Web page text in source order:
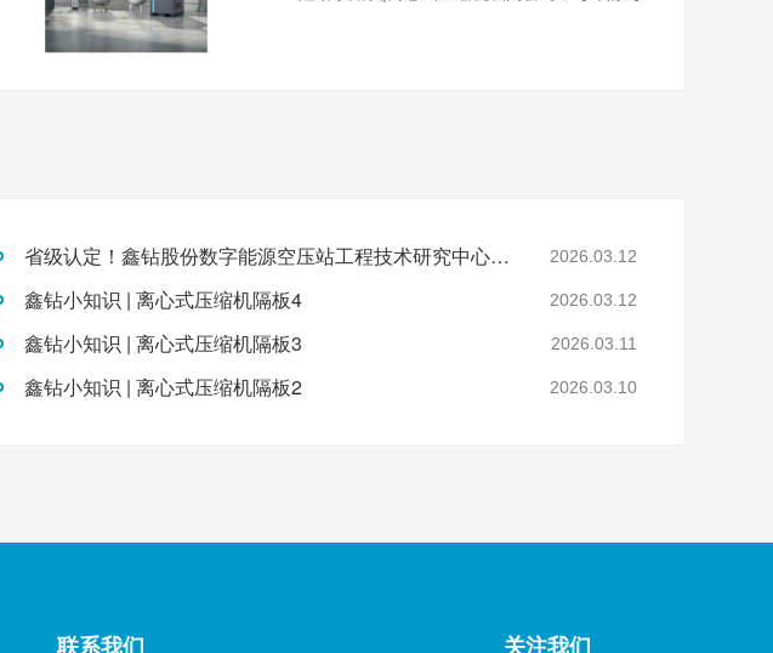
省级认定！鑫钻股份数字能源空压站工程技术研究中心正式获批 2026.03.12
鑫钻小知识 | 离心式压缩机隔板4 2026.03.12
鑫钻小知识 | 离心式压缩机隔板3 2026.03.11
鑫钻小知识 | 离心式压缩机隔板2 2026.03.10
联系我们 关注我们